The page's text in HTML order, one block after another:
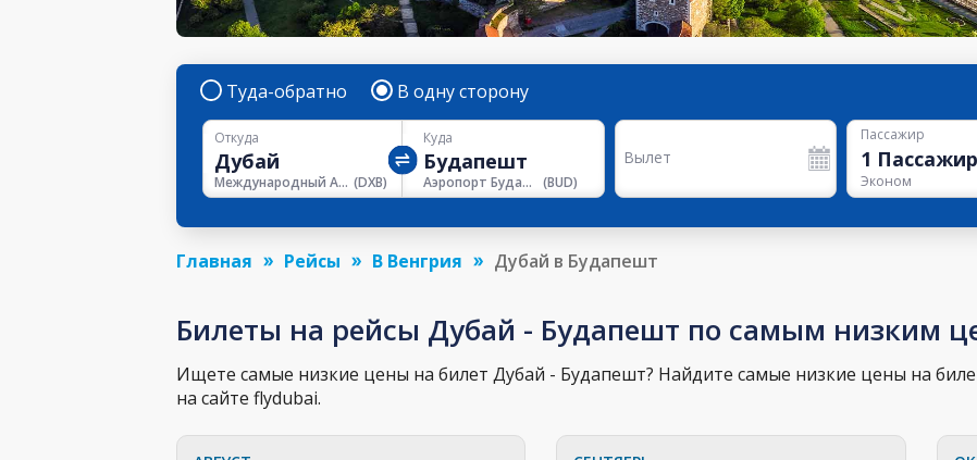
Туда-обратно В одну сторону
Откуда
Международный Аэропорт Дубая (DXB)
Куда
Аэропорт Будапешта (BUD)
Вылет
Пассажир
1 Пассажир
Эконом
Главная Рейсы В Венгрия Дубай в Будапешт
Билеты на рейсы Дубай - Будапешт по самым низким
Ищете самые низкие цены на билет Дубай - Будапешт? Найдите самые низкие цены на
на сайте flydubai.